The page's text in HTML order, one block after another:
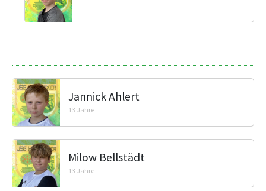
Jannick Ahlert
13 Jahre
Milow Bellstädt
13 Jahre